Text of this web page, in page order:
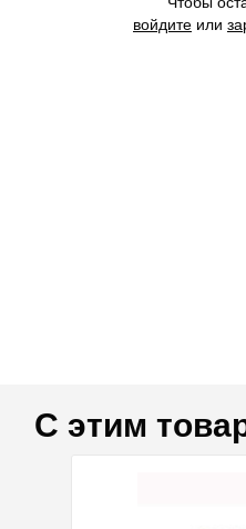
войдите или
С этим